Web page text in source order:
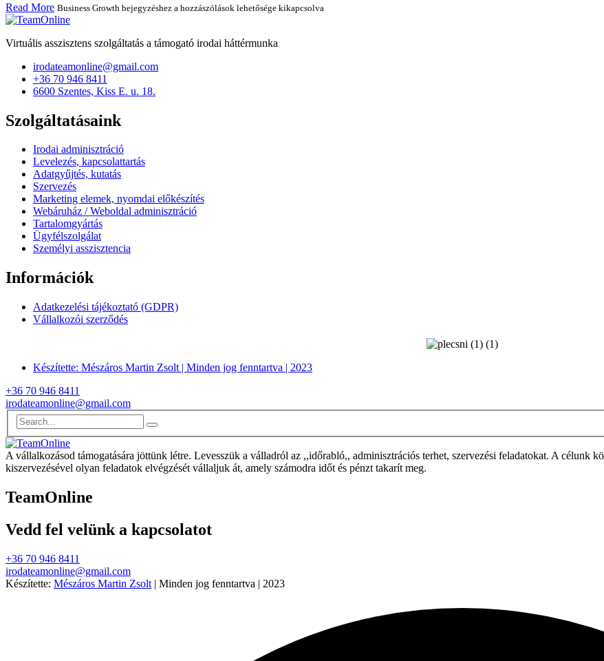
Read More Business Growth bejegyzéshez a hozzászólások lehetősége kikapcsolva
Virtuális asszisztens szolgáltatás a támogató irodai háttérmunka
irodateamonline@gmail.com
+36 70 946 8411
6600 Szentes, Kiss E. u. 18.
Szolgáltatásaink
Irodai adminisztráció
Levelezés, kapcsolattartás
Adatgyűjtés, kutatás
Szervezés
Marketing elemek, nyomdai előkészítés
Webáruház / Weboldal adminisztráció
Tartalomgyártás
Ügyfélszolgálat
Személyi asszisztencia
Információk
Adatkezelési tájékoztató (GDPR)
Vállalkozói szerződés
Készítette: Mészáros Martin Zsolt | Minden jog fenntartva | 2023
+36 70 946 8411
irodateamonline@gmail.com
A vállalkozásod támogatására jöttünk létre. Levesszük a válladról az ,,időrabló,, adminisztrációs terhet, szervezési feladatokat. A célunk
kiszervezésével olyan feladatok elvégzését vállaljuk át, amely számodra időt és pénzt takarít meg.
TeamOnline
Vedd fel velünk a kapcsolatot
+36 70 946 8411
irodateamonline@gmail.com
Készítette: Mészáros Martin Zsolt | Minden jog fenntartva | 2023